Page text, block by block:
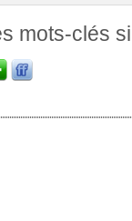
mots-clés